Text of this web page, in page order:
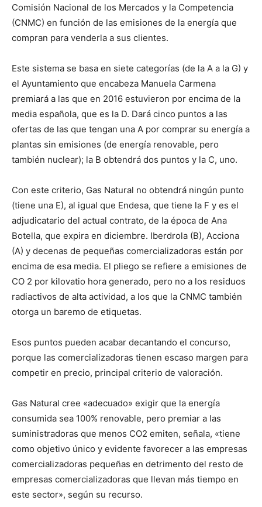
Comisión Nacional de los Mercados y la Competencia
(CNMC) en función de las emisiones de la energía que
compran para venderla a sus clientes.
Este sistema se basa en siete categorías (de la A a la G) y
el Ayuntamiento que encabeza Manuela Carmena
premiará a las que en 2016 estuvieron por encima de la
media española, que es la D. Dará cinco puntos a las
ofertas de las que tengan una A por comprar su energía a
plantas sin emisiones (de energía renovable, pero
también nuclear); la B obtendrá dos puntos y la C, uno.
Con este criterio, Gas Natural no obtendrá ningún punto
(tiene una E), al igual que Endesa, que tiene la F y es el
adjudicatario del actual contrato, de la época de Ana
Botella, que expira en diciembre. Iberdrola (B), Acciona
(A) y decenas de pequeñas comercializadoras están por
encima de esa media. El pliego se refiere a emisiones de
CO 2 por kilovatio hora generado, pero no a los residuos
radiactivos de alta actividad, a los que la CNMC también
otorga un baremo de etiquetas.
Esos puntos pueden acabar decantando el concurso,
porque las comercializadoras tienen escaso margen para
competir en precio, principal criterio de valoración.
Gas Natural cree «adecuado» exigir que la energía
consumida sea 100% renovable, pero premiar a las
suministradoras que menos CO2 emiten, señala, «tiene
como objetivo único y evidente favorecer a las empresas
comercializadoras pequeñas en detrimento del resto de
empresas comercializadoras que llevan más tiempo en
este sector», según su recurso.